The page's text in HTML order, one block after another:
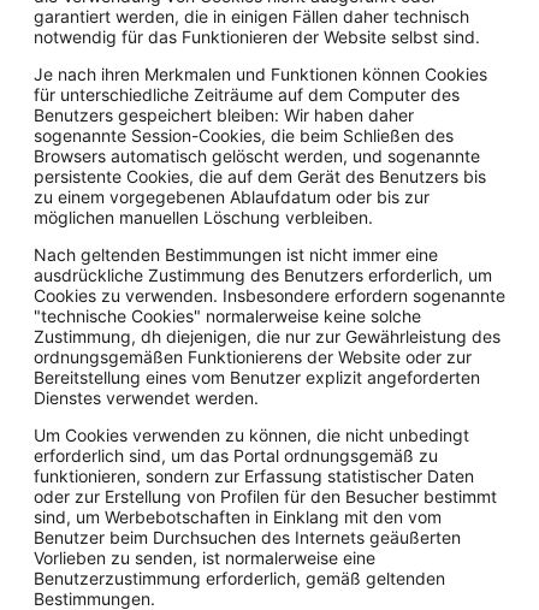
garantiert werden, die in einigen Fällen daher technisch
notwendig für das Funktionieren der Website selbst sind.
Je nach ihren Merkmalen und Funktionen können Cookies
für unterschiedliche Zeiträume auf dem Computer des
Benutzers gespeichert bleiben: Wir haben daher
sogenannte Session-Cookies, die beim Schließen des
Browsers automatisch gelöscht werden, und sogenannte
persistente Cookies, die auf dem Gerät des Benutzers bis
zu einem vorgegebenen Ablaufdatum oder bis zur
möglichen manuellen Löschung verbleiben.
Nach geltenden Bestimmungen ist nicht immer eine
ausdrückliche Zustimmung des Benutzers erforderlich, um
Cookies zu verwenden. Insbesondere erfordern sogenannte
"technische Cookies" normalerweise keine solche
Zustimmung, dh diejenigen, die nur zur Gewährleistung des
ordnungsgemäßen Funktionierens der Website oder zur
Bereitstellung eines vom Benutzer explizit angeforderten
Dienstes verwendet werden.
Um Cookies verwenden zu können, die nicht unbedingt
erforderlich sind, um das Portal ordnungsgemäß zu
funktionieren, sondern zur Erfassung statistischer Daten
oder zur Erstellung von Profilen für den Besucher bestimmt
sind, um Werbebotschaften in Einklang mit den vom
Benutzer beim Durchsuchen des Internets geäußerten
Vorlieben zu senden, ist normalerweise eine
Benutzerzustimmung erforderlich, gemäß geltenden
Bestimmungen.